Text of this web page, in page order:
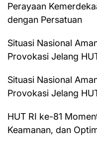
Perayaan
dengan Persatuan
Situasi Nasional
Provokasi Jelang
Situasi Nasional
Provokasi Jelang
HUT RI ke-81
Keamanan, dan